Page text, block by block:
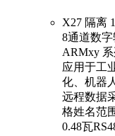
X27 隔离
8通道数
ARMxy
应用于工
化、机器
远程数据
格姓名范
0.48瓦